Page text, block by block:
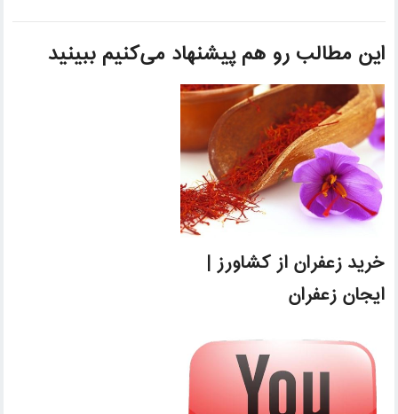
این مطالب رو هم پیشنهاد می‌کنیم ببینید
خرید زعفران از کشاورز |
ایجان زعفران